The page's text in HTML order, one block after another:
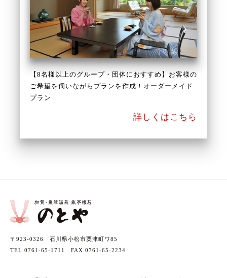
【8名様以上のグループ・団体におすすめ】お客様の
ご希望を伺いながらプランを作成！オーダーメイド
プラン
詳しくはこちら
〒923-0326 石川県小松市粟津町ワ85
TEL 0761-65-1711 FAX 0761-65-2234